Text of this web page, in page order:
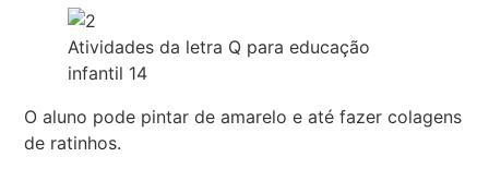
Atividades da letra Q para educação
infantil 14
O aluno pode pintar de amarelo e até fazer colagens
de ratinhos.